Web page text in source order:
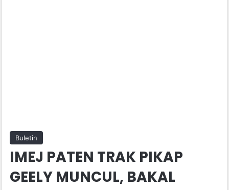
Buletin
IMEJ PATEN TRAK PIKAP
GEELY MUNCUL, BAKAL